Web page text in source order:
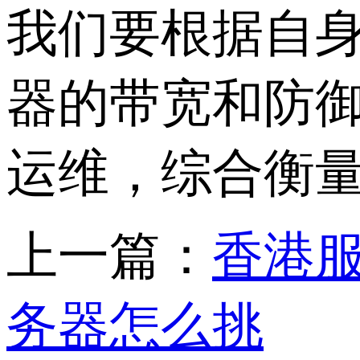
我们要根据自
器的带宽和防
运维，综合衡
上一篇： 香港
务器怎么挑